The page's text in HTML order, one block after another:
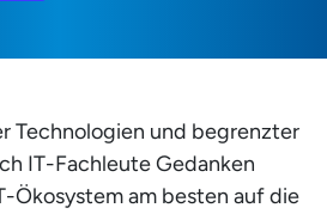
Technologien und begrenzter
IT-Fachleute Gedanken
Ökosystem am besten auf die